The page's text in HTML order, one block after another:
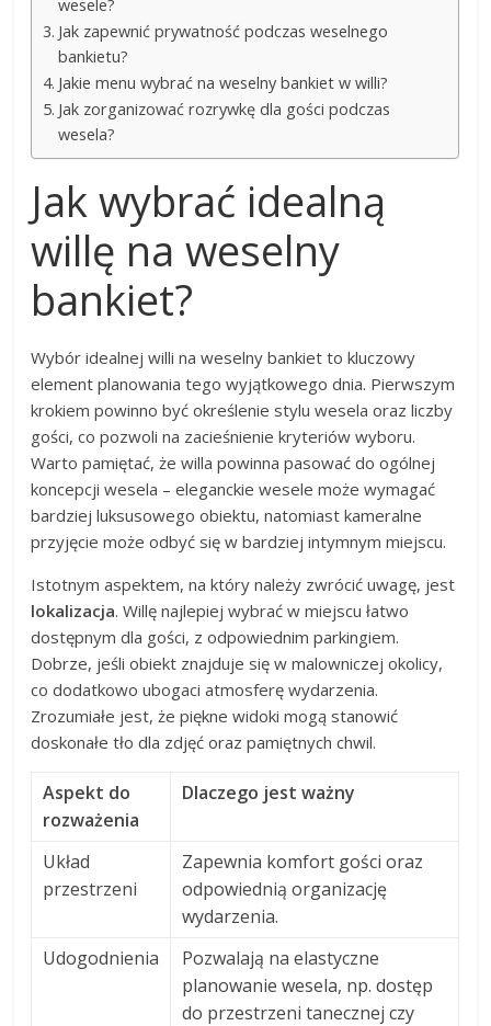
wesele?
Jak zapewnić prywatność podczas weselnego
bankietu?
Jakie menu wybrać na weselny bankiet w willi?
Jak zorganizować rozrywkę dla gości podczas
wesela?
Jak wybrać idealną
willę na weselny
bankiet?
Wybór idealnej willi na weselny bankiet to kluczowy
element planowania tego wyjątkowego dnia. Pierwszym
krokiem powinno być określenie stylu wesela oraz liczby
gości, co pozwoli na zacieśnienie kryteriów wyboru.
Warto pamiętać, że willa powinna pasować do ogólnej
koncepcji wesela – eleganckie wesele może wymagać
bardziej luksusowego obiektu, natomiast kameralne
przyjęcie może odbyć się w bardziej intymnym miejscu.
Istotnym aspektem, na który należy zwrócić uwagę, jest
lokalizacja. Willę najlepiej wybrać w miejscu łatwo
dostępnym dla gości, z odpowiednim parkingiem.
Dobrze, jeśli obiekt znajduje się w malowniczej okolicy,
co dodatkowo ubogaci atmosferę wydarzenia.
Zrozumiałe jest, że piękne widoki mogą stanowić
doskonałe tło dla zdjęć oraz pamiętnych chwil.
Aspekt do
rozważenia
Dlaczego jest ważny
Układ
przestrzeni
Zapewnia komfort gości oraz
odpowiednią organizację
wydarzenia.
Udogodnienia
Pozwalają na elastyczne
planowanie wesela, np. dostęp
do przestrzeni tanecznej czy